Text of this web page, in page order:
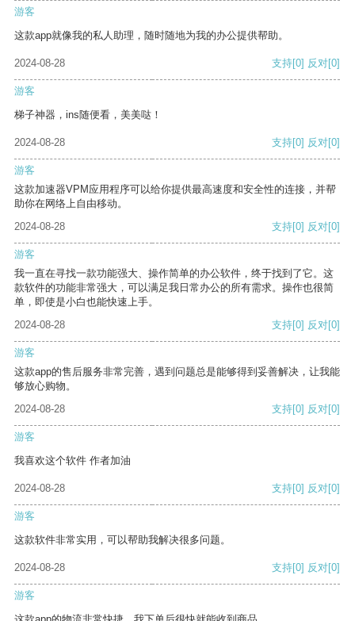
游客
这款app就像我的私人助理，随时随地为我的办公提供帮助。
2024-08-28 支持[0] 反对[0]
游客
梯子神器，ins随便看，美美哒！
2024-08-28 支持[0] 反对[0]
游客
这款加速器VPM应用程序可以给你提供最高速度和安全性的连接，并帮
助你在网络上自由移动。
2024-08-28
支持[0] 反对[0]
游客
我一直在寻找一款功能强大、操作简单的办公软件，终于找到了它。这
款软件的功能非常强大，可以满足我日常办公的所有需求。操作也很简
单，即使是小白也能快速上手。
2024-08-28
支持[0] 反对[0]
游客
这款app的售后服务非常完善，遇到问题总是能够得到妥善解决，让我能
够放心购物。
2024-08-28
支持[0] 反对[0]
游客
我喜欢这个软件 作者加油
2024-08-28 支持[0] 反对[0]
游客
这款软件非常实用，可以帮助我解决很多问题。
2024-08-28 支持[0] 反对[0]
游客